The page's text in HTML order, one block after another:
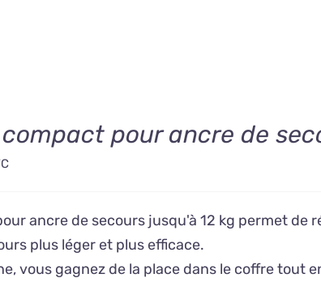
pour ancre de
ancre de secours jusqu'à 12 kg permet de
plus léger et plus efficace.
vous gagnez de la place dans le coffre tout